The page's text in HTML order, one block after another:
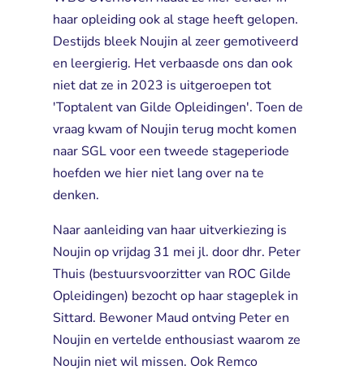
haar opleiding ook al stage heeft gelopen.
Destijds bleek Noujin al zeer gemotiveerd
en leergierig. Het verbaasde ons dan ook
niet dat ze in 2023 is uitgeroepen tot
'Toptalent van Gilde Opleidingen'. Toen de
vraag kwam of Noujin terug mocht komen
naar SGL voor een tweede stageperiode
hoefden we hier niet lang over na te
denken.
Naar aanleiding van haar uitverkiezing is
Noujin op vrijdag 31 mei jl. door dhr. Peter
Thuis (bestuursvoorzitter van ROC Gilde
Opleidingen) bezocht op haar stageplek in
Sittard. Bewoner Maud ontving Peter en
Noujin en vertelde enthousiast waarom ze
Noujin niet wil missen. Ook Remco